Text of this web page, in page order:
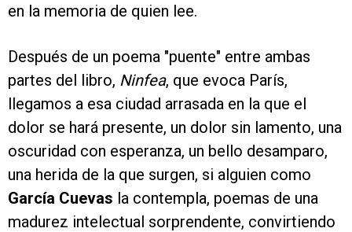
en la memoria de quien lee.
Después de un poema "puente" entre ambas
partes del libro, Ninfea, que evoca París,
llegamos a esa ciudad arrasada en la que el
dolor se hará presente, un dolor sin lamento, una
oscuridad con esperanza, un bello desamparo,
una herida de la que surgen, si alguien como
García Cuevas la contempla, poemas de una
madurez intelectual sorprendente, convirtiendo